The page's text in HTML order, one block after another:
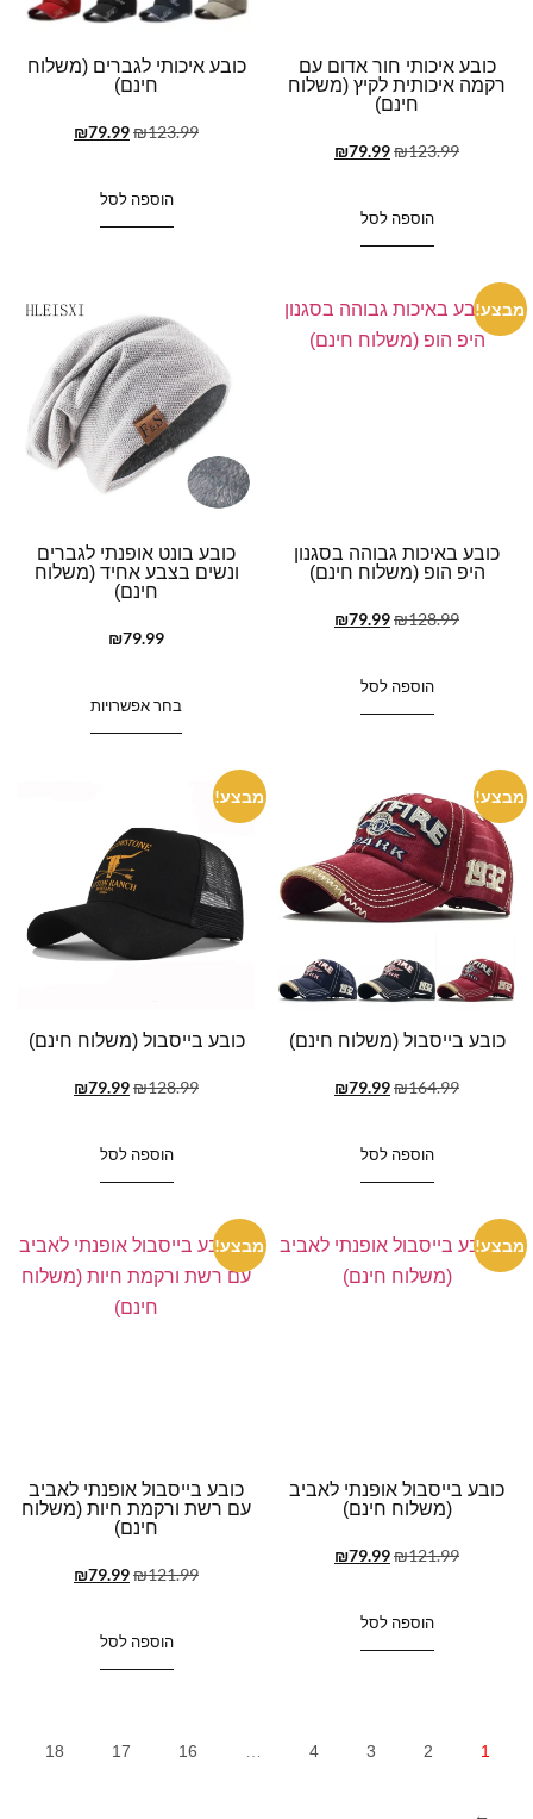
כובע איכותי חור אדום עם
רקמה איכותית לקיץ (משלוח
חינם)
₪123.99
₪79.99
הוספה לסל
כובע איכותי לגברים (משלוח
חינם)
₪123.99
₪79.99
הוספה לסל
מבצע!
כובע באיכות גבוהה בסגנון
היפ הופ (משלוח חינם)
₪128.99
₪79.99
הוספה לסל
כובע בונט אופנתי לגברים
ונשים בצבע אחיד (משלוח
חינם)
₪79.99
בחר אפשרויות
מבצע!
כובע בייסבול (משלוח חינם)
₪164.99
₪79.99
הוספה לסל
מבצע!
כובע בייסבול (משלוח חינם)
₪128.99
₪79.99
הוספה לסל
מבצע!
כובע בייסבול אופנתי לאביב
(משלוח חינם)
₪121.99
₪79.99
הוספה לסל
מבצע!
כובע בייסבול אופנתי לאביב
עם רשת ורקמת חיות (משלוח
חינם)
₪121.99
₪79.99
הוספה לסל
1
2
3
4
16
17
18
←